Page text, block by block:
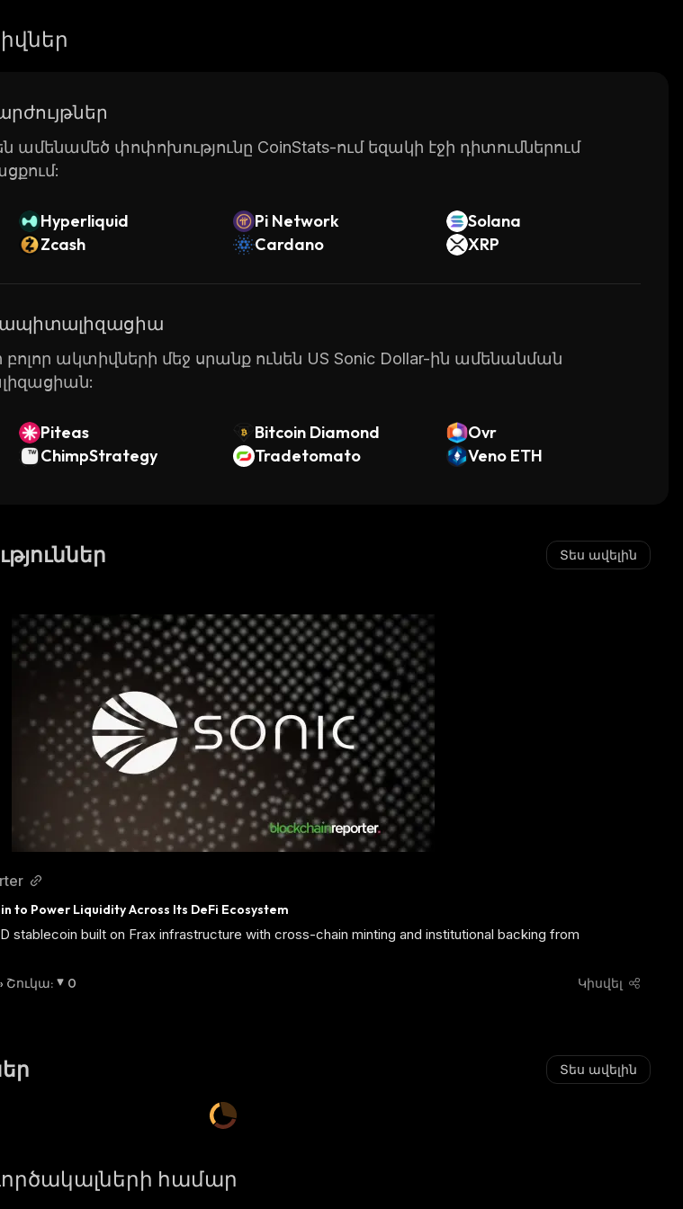
ամենամեծ փոփոխությունը CoinStats-ում եզակի էջի դիտումներում
Hyperliquid Pi Network
Solana
Zcash Cardano XRP
բոլոր ակտիվների մեջ սրանք ունեն US Sonic Dollar-ին ամենանման
Piteas Bitcoin Diamond
Ovr
ChimpStrategy Tradetomato Veno ETH
Տես ավելին
to Power Liquidity Across Its DeFi Ecosystem
stablecoin built on Frax infrastructure with cross-chain minting and institutional backing from
Շուկա: 0 Կիսվել
Տես ավելին
համար